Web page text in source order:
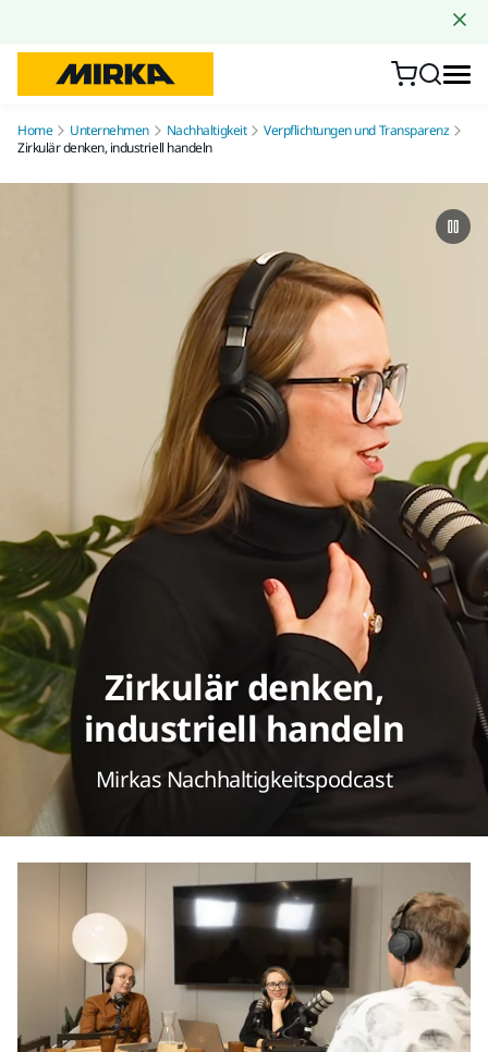
Home Unternehmen Nachhaltigkeit
Verpflichtungen und Transparenz
Zirkulär denken, industriell handeln
Zirkulär denken,
industriell handeln
Mirkas Nachhaltigkeitspodcast